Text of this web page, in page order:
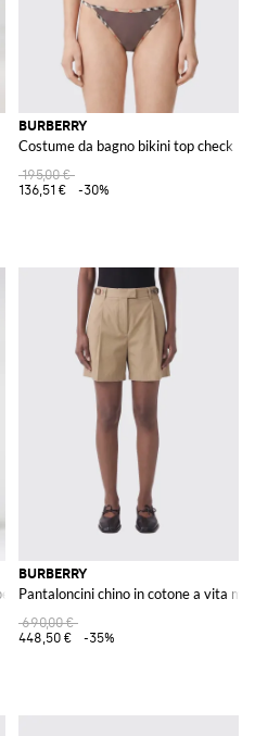
BURBERRY
Costume da bagno bikini top check
195,00 €
136,51 €
-30%
BURBERRY
Pantaloncini chino in cotone a vita
690,00 €
448,50 €
-35%